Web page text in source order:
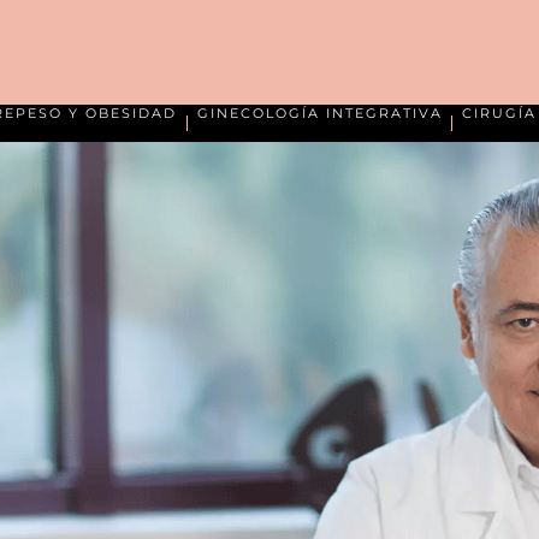
Y OBESIDAD GINECOLOGÍA INTEGRATIVA CIRUGÍA